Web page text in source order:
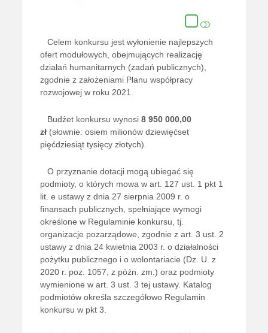
Celem konkursu jest wyłonienie najlepszych
ofert modułowych, obejmujących realizację
działań humanitarnych (zadań publicznych),
zgodnie z założeniami Planu współpracy
rozwojowej w roku 2021.
Budżet konkursu wynosi8 950 000,00
zł (słownie: osiem milionów dziewięćset
pięćdziesiąt tysięcy złotych).
O przyznanie dotacji mogą ubiegać się
podmioty, o których mowa w art. 127 ust. 1 pkt 1
lit. e ustawy z dnia 27 sierpnia 2009 r. o
finansach publicznych, spełniające wymogi
określone w Regulaminie konkursu, tj.
organizacje pozarządowe, zgodnie z art. 3 ust. 2
ustawy z dnia 24 kwietnia 2003 r. o działalności
pożytku publicznego i o wolontariacie (Dz. U. z
2020 r. poz. 1057, z późn. zm.) oraz podmioty
wymienione w art. 3 ust. 3 tej ustawy. Katalog
podmiotów określa szczegółowo Regulamin
konkursu w pkt 3.